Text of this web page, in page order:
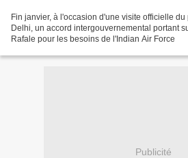
Fin janvier, à l'occasion d'une visite officielle
Delhi, un accord intergouvernemental portant
Rafale pour les besoins de l'Indian Air Force
Publicité